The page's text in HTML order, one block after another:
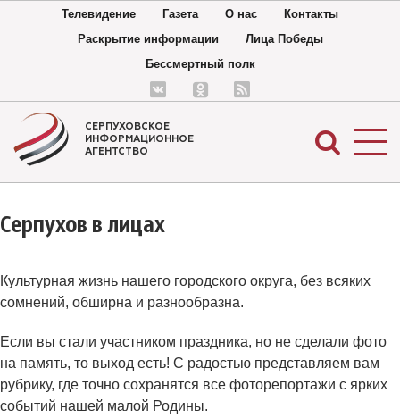
Телевидение Газета О нас
Контакты
Раскрытие информации
Лица Победы
Бессмертный полк
СЕРПУХОВСКОЕ
ИНФОРМАЦИОННОЕ
АГЕНТСТВО
Серпухов в лицах
Культурная жизнь нашего городского округа, без всяких
сомнений, обширна и разнообразна.
Если вы стали участником праздника, но не сделали фото
на память, то выход есть! С радостью представляем вам
рубрику, где точно сохранятся все фоторепортажи с ярких
событий нашей малой Родины.